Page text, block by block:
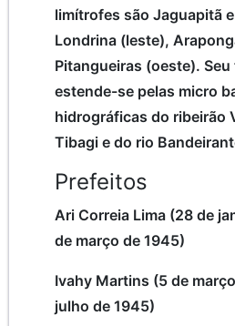
limítrofes são Jaguapitã
Londrina (leste),
Pitangueiras (oeste).
estende-se pelas micro
hidrográficas do ribeirão
Tibagi e do rio
Prefeitos
Ari Correia Lima (28 de
de março de 1945)
Ivahy Martins (5 de
julho de 1945)